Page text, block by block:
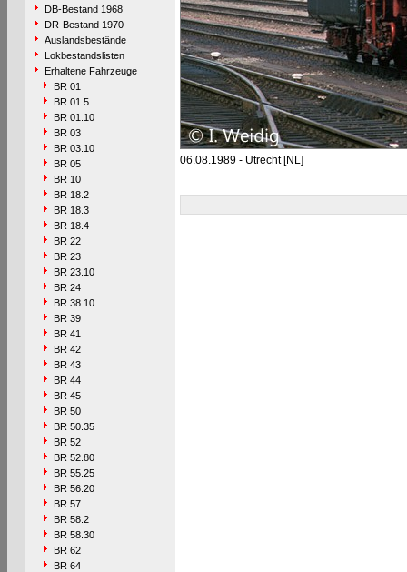
DB-Bestand 1968
DR-Bestand 1970
Auslandsbestände
Lokbestandslisten
Erhaltene Fahrzeuge
BR 01
BR 01.5
BR 01.10
BR 03
BR 03.10
BR 05
BR 10
BR 18.2
BR 18.3
BR 18.4
BR 22
BR 23
BR 23.10
BR 24
BR 38.10
BR 39
BR 41
BR 42
BR 43
BR 44
BR 45
BR 50
BR 50.35
BR 52
BR 52.80
BR 55.25
BR 56.20
BR 57
BR 58.2
BR 58.30
BR 62
BR 64
06.08.1989 - Utrecht [NL]